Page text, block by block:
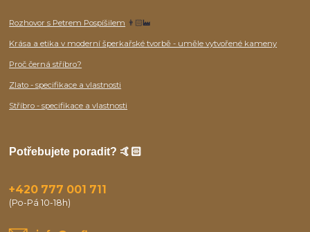
Rozhovor s Petrem Pospíšilem 👨🏻‍🏭
Krása a etika v moderní šperkařské tvorbě - uměle vytvořené kameny
Proč černá stříbro?
Zlato - specifikace a vlastnosti
Stříbro - specifikace a vlastnosti
Potřebujete poradit? 🤙🏻
+420 777 001 711
(Po-Pá 10-18h)